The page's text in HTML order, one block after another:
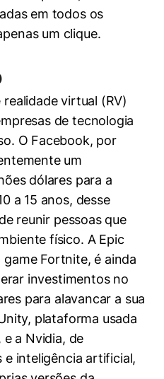
em todos os
um clique.
virtual (RV)
de tecnologia
O Facebook, por
um
dólares para a
a 15 anos, desse
reunir pessoas que
físico. A Epic
Fortnite, é ainda
investimentos no
para alavancar a sua
plataforma usada
e a Nvidia, de
e inteligência artificial,